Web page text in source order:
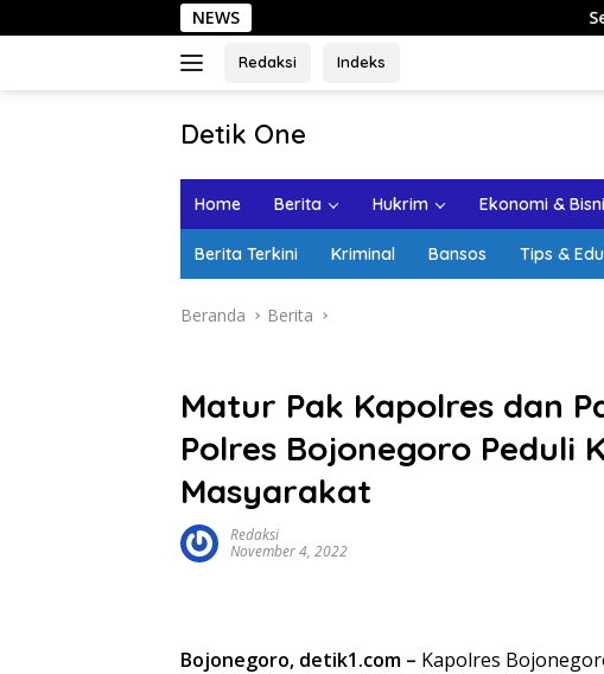
ke
NEWS Sehari di Kota
Redaksi Indeks
Detik One
Ungkap
Home Berita Hukrim Ekonomi &
Berita Terkini Kriminal Bansos Tips &
Beranda Berita
Matur Pak Kapolres dan
Polres Bojonegoro Peduli
Masyarakat
Redaksi
November 4, 2022
Bojonegoro, detik1.com – Kapolres